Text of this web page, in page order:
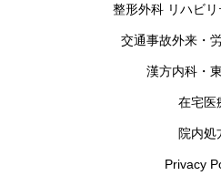
整形外科 リハビ
交通事故外来・
漢方内科・
在宅医
院内処
Privacy